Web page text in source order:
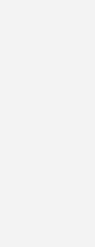
beherzter bei der
bremsen